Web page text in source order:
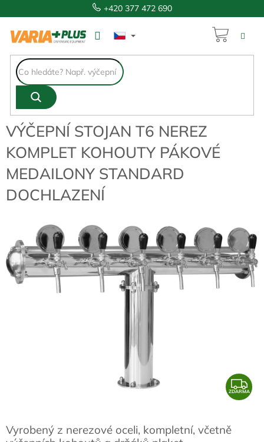
na
+420 377 472 690
VÝČEPNÍ STOJAN T6 NEREZ
KOMPLET KOHOUTY PÁKOVÉ
MEDAILONY STANDARD
DOCHLAZENÍ
Z
D
ZDARMA
Vyrobený z nerezové oceli, kompletní, včetně
23 037 Kč